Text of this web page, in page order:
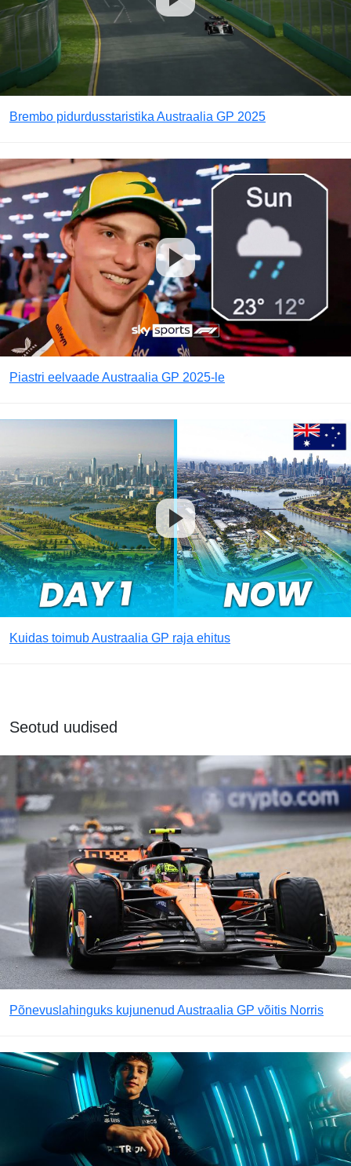
Brembo pidurdusstaristika Austraalia GP 2025
Piastri eelvaade Austraalia GP 2025-le
Kuidas toimub Austraalia GP raja ehitus
Seotud uudised
Põnevuslahinguks kujunenud Austraalia GP võitis Norris